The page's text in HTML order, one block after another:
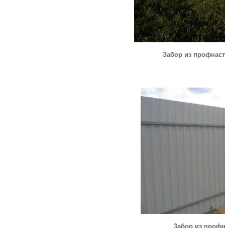
Забор из
Забор из